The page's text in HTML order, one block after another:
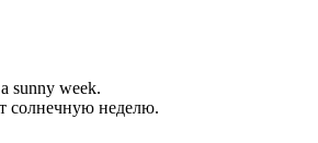
sunny week.
солнечную неделю.